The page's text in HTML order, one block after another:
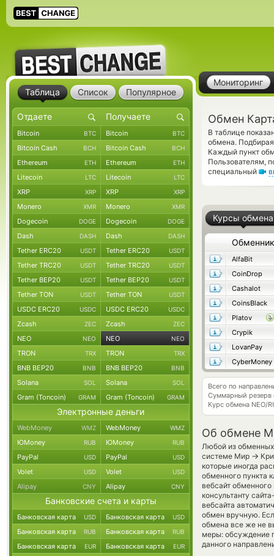
Мониторинг
Обмен
В таблице
обмена.
Каждый пункт
Пользователям,
специальный
Курсы обмена
Обменник
AlfaBit
CoinDrop
Cashalot
CoinsBlack
Platov
Crypik
LovanPay
CyberMoney
Всего по
Суммарный резерв
Курс обмена NEO/
Об обмене
Любой из обменных
системе Мир →
которые иногда
обменного пункта
вебсайт
консультанту
вебсайта
обмен вручную.
обмена все же не
меры: обсуждение
данного
Таблица Список Популярное
Bitcoin BTC Bitcoin BTC
Bitcoin Cash BCH Bitcoin Cash BCH
Ethereum ETH Ethereum ETH
Litecoin LTC Litecoin LTC
XRP XRP XRP XRP
Monero XMR Monero XMR
Dogecoin DOGE Dogecoin DOGE
Dash DASH Dash DASH
Tether ERC20 USDT Tether ERC20 USDT
Tether TRC20 USDT Tether TRC20 USDT
Tether BEP20 USDT Tether BEP20 USDT
Tether TON USDT Tether TON USDT
USDC ERC20 USDC USDC ERC20 USDC
Zcash ZEC Zcash ZEC
NEO NEO NEO NEO
TRON TRX TRON TRX
BNB BEP20 BNB BNB BEP20 BNB
Solana SOL Solana SOL
Gram (Toncoin) GRAM Gram (Toncoin) GRAM
Электронные деньги
WebMoney WMZ WebMoney WMZ
ЮMoney RUB ЮMoney RUB
PayPal USD PayPal USD
Volet USD Volet USD
Alipay CNY Alipay CNY
Банковские счета и карты
Банковская карта USD Банковская карта USD
Банковская карта RUB Банковская карта RUB
Банковская карта EUR Банковская карта EUR